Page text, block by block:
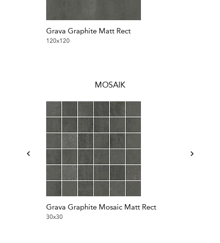
Grava Graphite Matt Rect
120x120
MOSAIK
Grava Graphite Mosaic Matt Rect
30x30